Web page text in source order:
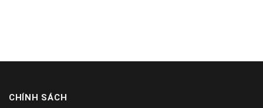
CHÍNH SÁCH